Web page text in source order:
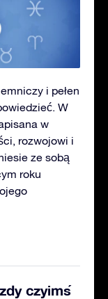
i pełen
W
w
rozwojowi i
ze sobą
roku
czyimś